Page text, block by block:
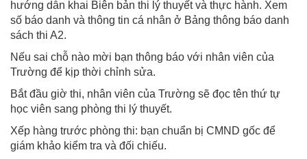
hướng dẫn khai Biên bản thi lý thuyết và thực hành. Xem
số báo danh và thông tin cá nhân ở Bảng thông báo danh
sách thi A2.
Nếu sai chỗ nào mời bạn thông báo với nhân viên của
Trường để kịp thời chỉnh sửa.
Bắt đầu giờ thi, nhân viên của Trường sẽ đọc tên thứ tự
học viên sang phòng thi lý thuyết.
Xếp hàng trước phòng thi: bạn chuẩn bị CMND gốc để
giám khảo kiểm tra và đối chiếu.